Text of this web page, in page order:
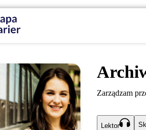
Zarządzam
Lektor